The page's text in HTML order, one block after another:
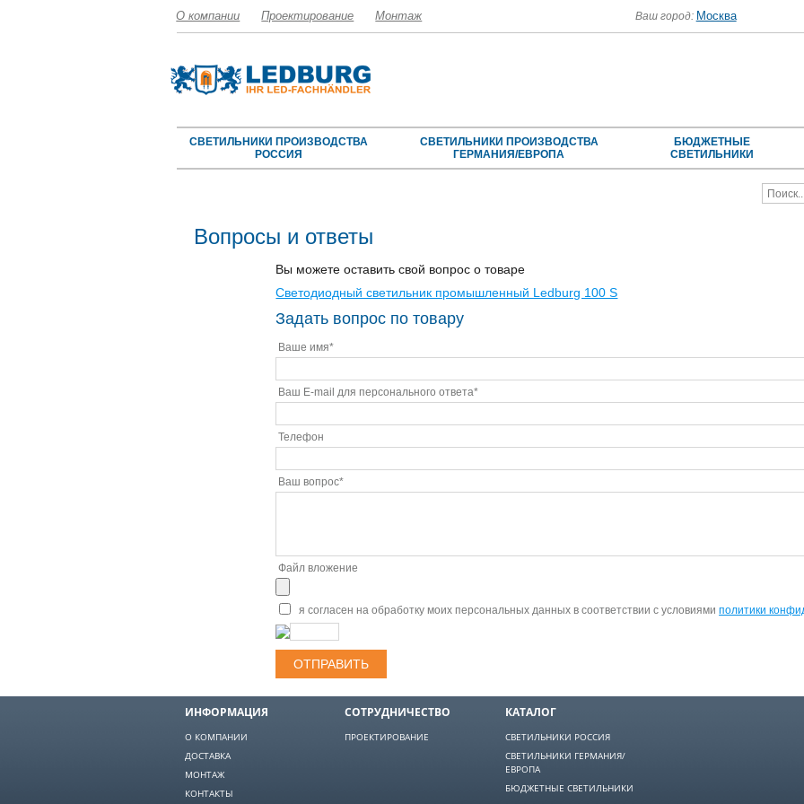
О компании Проектирование Монтаж Ваш город: Москва
СВЕТИЛЬНИКИ ПРОИЗВОДСТВА
РОССИЯ
СВЕТИЛЬНИКИ ПРОИЗВОДСТВА
ГЕРМАНИЯ/ЕВРОПА
БЮДЖЕТНЫЕ
СВЕТИЛЬНИКИ
Вопросы и ответы
Вы можете оставить свой вопрос о товаре
Светодиодный светильник промышленный Ledburg 100 S
Задать вопрос по товару
Ваше имя*
Ваш E-mail для персонального ответа*
Телефон
Ваш вопрос*
Файл вложение
я согласен на обработку моих персональных данных в соответствии с условиямиполитики
ОТПРАВИТЬ
ИНФОРМАЦИЯ
О КОМПАНИИ
ДОСТАВКА
МОНТАЖ
КОНТАКТЫ
СОТРУДНИЧЕСТВО
ПРОЕКТИРОВАНИЕ
КАТАЛОГ
СВЕТИЛЬНИКИ РОССИЯ
СВЕТИЛЬНИКИ ГЕРМАНИЯ/
ЕВРОПА
БЮДЖЕТНЫЕ СВЕТИЛЬНИКИ